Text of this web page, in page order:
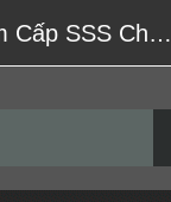
Đặc Vụ Ngầm Cấp SSS Chapter 22